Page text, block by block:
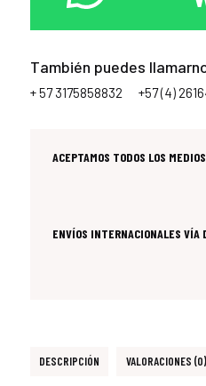
También puedes
+ 57 3175858832 +57 (4)
ACEPTAMOS TODOS LOS
ENVÍOS INTERNACIONALES VÍA
DESCRIPCIÓN VALORACIONES (0)